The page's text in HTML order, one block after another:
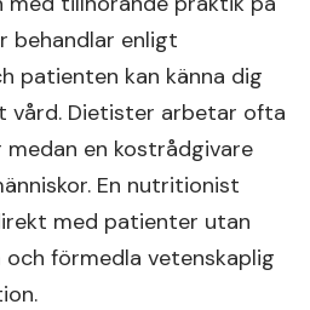
behandlar enligt
patienten kan känna dig
Dietister arbetar ofta
medan en kostrådgivare
En nutritionist
med patienter utan
förmedla vetenskaplig